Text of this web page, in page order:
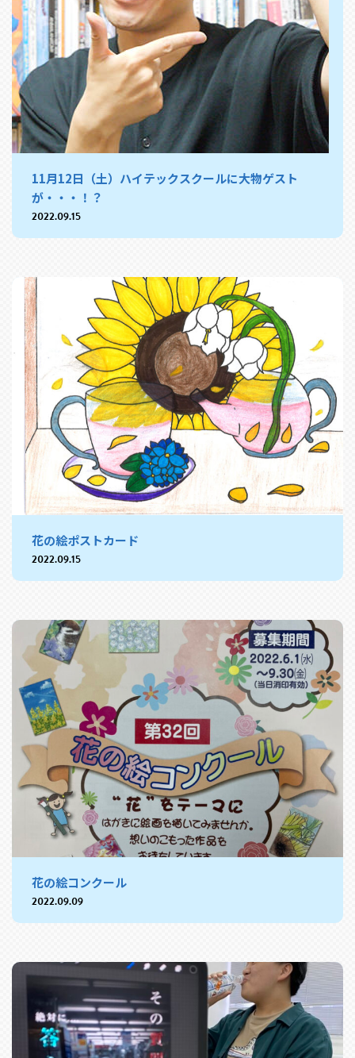
11月12日（土）ハイテックスクールに大物ゲスト
が・・・！？
2022.09.15
花の絵ポストカード
2022.09.15
花の絵コンクール
2022.09.09